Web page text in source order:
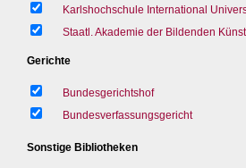
Karlshochschule International
Staatl. Akademie der Bildenden
Gerichte
Bundesgerichtshof
Bundesverfassungsgericht
Sonstige Bibliotheken